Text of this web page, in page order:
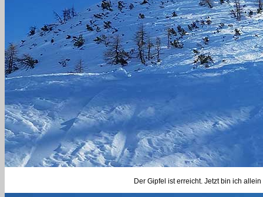
Der Gipfel ist erreicht. Jetzt bin ich